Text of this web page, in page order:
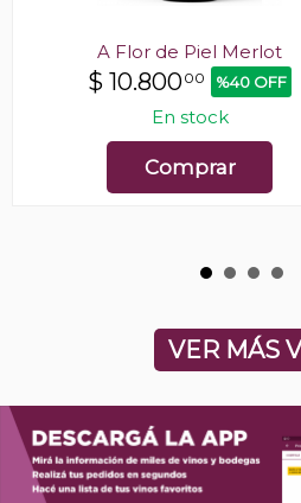
A Flor de Piel Merlot
$ 10.80000 %40 OFF
En stock
Comprar
VER MÁS